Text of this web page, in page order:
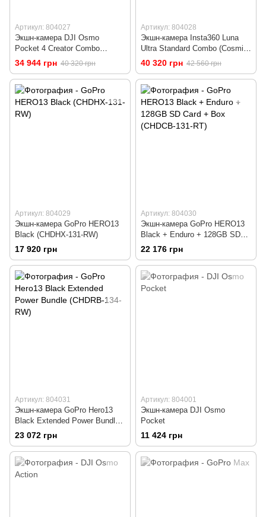
Артикул: 804027
Экшн-камера DJI Osmo
Pocket 4 Creator Combo
(CP.OS.00000544.01)
34 944 грн 40 320 грн
Артикул: 804028
Экшн-камера Insta360 Luna
Ultra Standard Combo (Cosmic
Black) CINSABTA-LUNA01
40 320 грн 42 560 грн
Артикул: 804029
Экшн-камера GoPro HERO13
Black (CHDHX-131-RW)
17 920 грн
Артикул: 804030
Экшн-камера GoPro HERO13
Black + Enduro + 128GB SD
Card + Box (CHDCB-131-RT)
22 176 грн
Артикул: 804031
Экшн-камера GoPro Hero13
Black Extended Power Bundle
(CHDRB-134-RW)
23 072 грн
Артикул: 804001
Экшн-камера DJI Osmo
Pocket
11 424 грн